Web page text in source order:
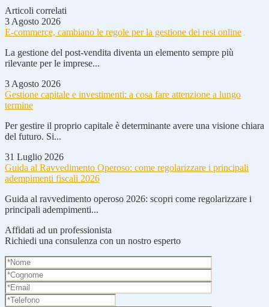
Articoli correlati
3 Agosto 2026
E-commerce, cambiano le regole per la gestione dei resi online
La gestione del post-vendita diventa un elemento sempre più
rilevante per le imprese...
3 Agosto 2026
Gestione capitale e investimenti: a cosa fare attenzione a lungo
termine
Per gestire il proprio capitale è determinante avere una visione chiara
del futuro. Si...
31 Luglio 2026
Guida al Ravvedimento Operoso: come regolarizzare i principali
adempimenti fiscali 2026
Guida al ravvedimento operoso 2026: scopri come regolarizzare i
principali adempimenti...
Affidati ad un professionista
Richiedi una consulenza con un nostro esperto